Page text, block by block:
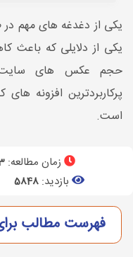
یکی از دغدغه های مهم
یکی از دلایلی که
پرکاربردترین افزونه
است.
زمان مطالعه: 3
بازدید:5848
فهرست مطالب